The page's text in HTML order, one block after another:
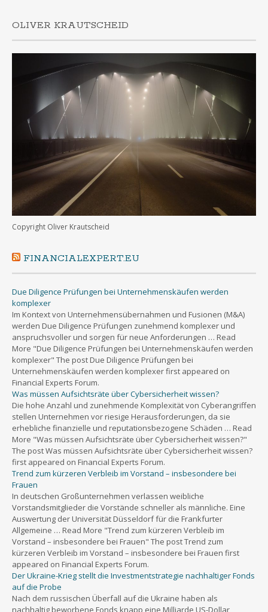
OLIVER KRAUTSCHEID
Copyright Oliver Krautscheid
FINANCIALEXPERT.EU
Due Diligence Prüfungen bei Unternehmenskäufen werden
komplexer
Im Kontext von Unternehmensübernahmen und Fusionen (M&A)
werden Due Diligence Prüfungen zunehmend komplexer und
anspruchsvoller und sorgen für neue Anforderungen … Read
More "Due Diligence Prüfungen bei Unternehmenskäufen werden
komplexer" The post Due Diligence Prüfungen bei
Unternehmenskäufen werden komplexer first appeared on
Financial Experts Forum.
Was müssen Aufsichtsräte über Cybersicherheit wissen?
Die hohe Anzahl und zunehmende Komplexität von Cyberangriffen
stellen Unternehmen vor riesige Herausforderungen, da sie
erhebliche finanzielle und reputationsbezogene Schäden … Read
More "Was müssen Aufsichtsräte über Cybersicherheit wissen?"
The post Was müssen Aufsichtsräte über Cybersicherheit wissen?
first appeared on Financial Experts Forum.
Trend zum kürzeren Verbleib im Vorstand – insbesondere bei
Frauen
In deutschen Großunternehmen verlassen weibliche
Vorstandsmitglieder die Vorstände schneller als männliche. Eine
Auswertung der Universität Düsseldorf für die Frankfurter
Allgemeine … Read More "Trend zum kürzeren Verbleib im
Vorstand – insbesondere bei Frauen" The post Trend zum
kürzeren Verbleib im Vorstand – insbesondere bei Frauen first
appeared on Financial Experts Forum.
Der Ukraine-Krieg stellt die Investmentstrategie nachhaltiger Fonds
auf die Probe
Nach dem russischen Überfall auf die Ukraine haben als
nachhaltig beworbene Fonds knapp eine Milliarde US-Dollar